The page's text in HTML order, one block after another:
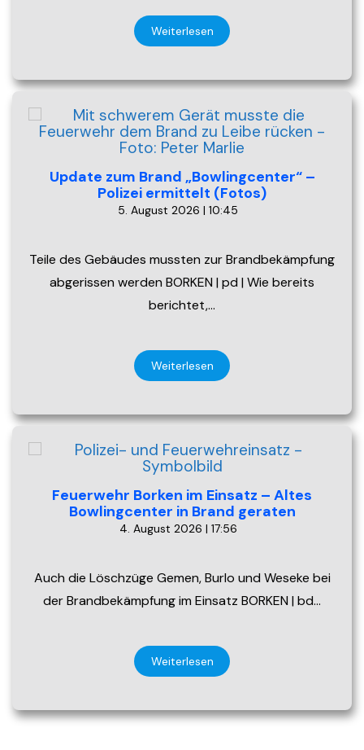
Weiterlesen
Update zum Brand „Bowlingcenter“ –
Polizei ermittelt (Fotos)
5. August 2026 | 10:45
Teile des Gebäudes mussten zur Brandbekämpfung
abgerissen werden BORKEN | pd | Wie bereits
berichtet,…
Weiterlesen
Feuerwehr Borken im Einsatz – Altes
Bowlingcenter in Brand geraten
4. August 2026 | 17:56
Auch die Löschzüge Gemen, Burlo und Weseke bei
der Brandbekämpfung im Einsatz BORKEN | bd…
Weiterlesen